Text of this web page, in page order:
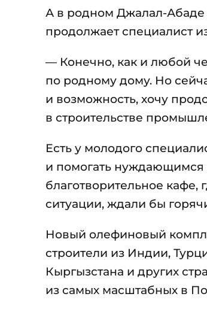
А в родном Джалал-Абаде
продолжает специалист
— Конечно, как и любой
по родному дому. Но
и возможность, хочу
в строительстве
Есть у молодого
и помогать нуждающимся
благотворительное кафе,
ситуации, ждали бы
Новый олефиновый
строители из Индии,
Кыргызстана и других
из самых масштабных в